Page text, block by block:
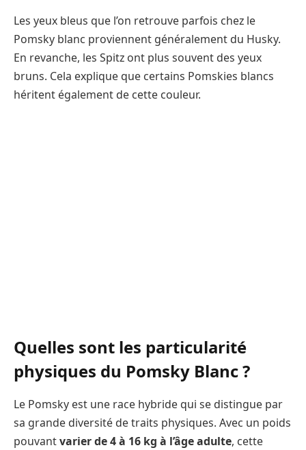
Les yeux bleus que l’on retrouve parfois chez le
Pomsky blanc proviennent généralement du Husky.
En revanche, les Spitz ont plus souvent des yeux
bruns. Cela explique que certains Pomskies blancs
héritent également de cette couleur.
Quelles sont les particularité
physiques du Pomsky Blanc ?
Le Pomsky est une race hybride qui se distingue par
sa grande diversité de traits physiques. Avec un poids
pouvantvarier de 4 à 16 kg à l’âge adulte, cette